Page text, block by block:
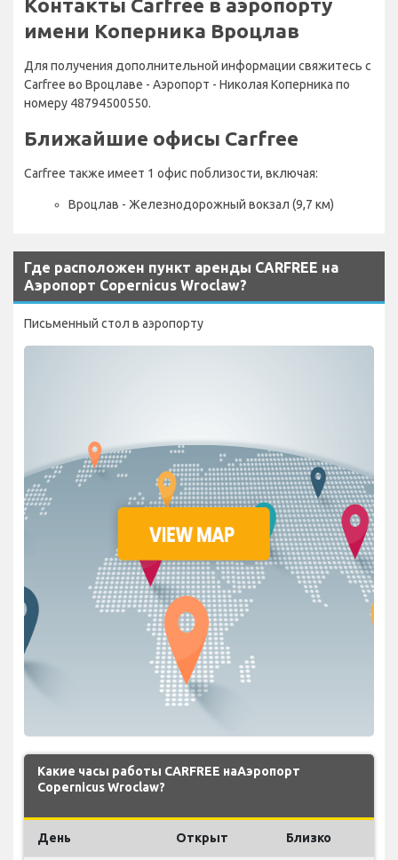
Контакты Carfree в аэропорту
имени Коперника Вроцлав
Для получения дополнительной информации свяжитесь с
Carfree во Вроцлаве - Аэропорт - Николая Коперника по
номеру 48794500550.
Ближайшие офисы Carfree
Carfree также имеет 1 офис поблизости, включая:
Вроцлав - Железнодорожный вокзал (9,7 км)
Где расположен пункт аренды CARFREE на
Аэропорт Copernicus Wroclaw?
Письменный стол в аэропорту
Какие часы работы CARFREE наАэропорт
Copernicus Wroclaw?
День Открыт Близко